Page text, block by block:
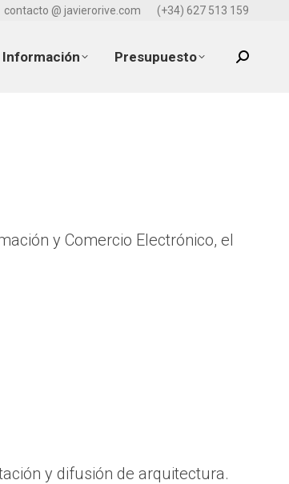
contacto @ javierorive.com (+34) 627 513 159
Información Presupuesto Search:
y Comercio Electrónico, el
y difusión de arquitectura.